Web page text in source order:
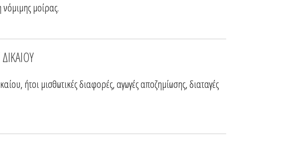
μοίρας.
ήτοι μισθωτικές διαφορές, αγωγές αποζημίωσης, διαταγές